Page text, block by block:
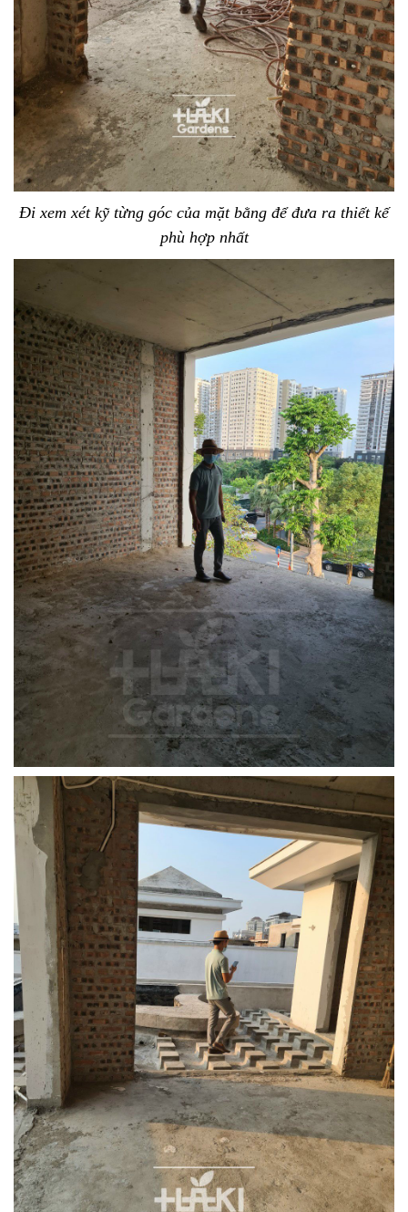
Đi xem xét kỹ từng góc của mặt bằng để đưa ra thiết kế
phù hợp nhất